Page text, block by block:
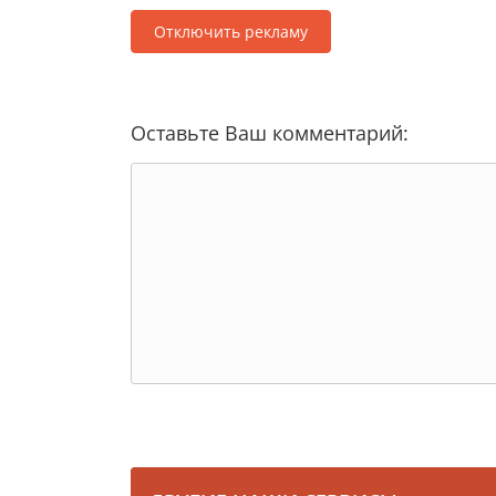
Отключить рекламу
Оставьте Ваш комментарий: